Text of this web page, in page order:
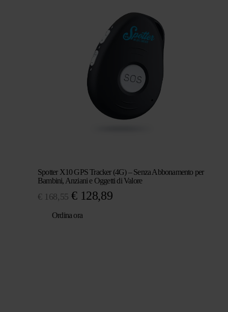
€ 104,08.€ 69,38.
Spotter X10 GPS Tracker (4G) – Senza Abbonamento per
Bambini, Anziani e Oggetti di Valore
€ 168,55 Il
originale
€ 128,89Il
Ordina ora